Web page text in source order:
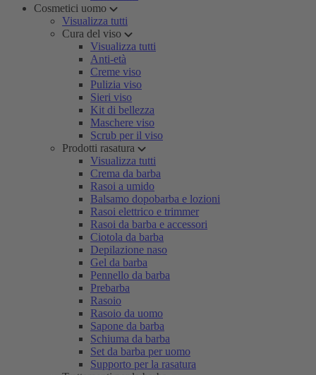
Cosmetici uomo
Visualizza tutti
Cura del viso
Visualizza tutti
Anti-età
Creme viso
Pulizia viso
Sieri viso
Kit di bellezza
Maschere viso
Scrub per il viso
Prodotti rasatura
Visualizza tutti
Crema da barba
Rasoi a umido
Balsamo dopobarba e lozioni
Rasoi elettrico e trimmer
Rasoi da barba e accessori
Ciotola da barba
Depilazione naso
Gel da barba
Pennello da barba
Prebarba
Rasoio
Rasoio da uomo
Sapone da barba
Schiuma da barba
Set da barba per uomo
Supporto per la rasatura